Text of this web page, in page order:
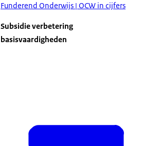
Funderend Onderwijs | OCW in cijfers
Subsidie verbetering
basisvaardigheden